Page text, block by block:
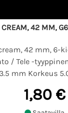
CREAM, 42 MM,
42 mm, 6-
/ Tele -
mm Korkeus
1,80 €